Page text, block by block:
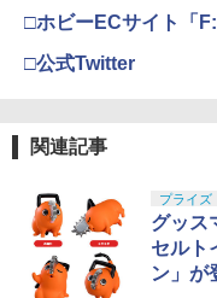
4
5
B
5
4
5
装
￥
□ホビーECサイト「
□公式Twitter
関連記事
プライズ
グッス
セルト
ン」が